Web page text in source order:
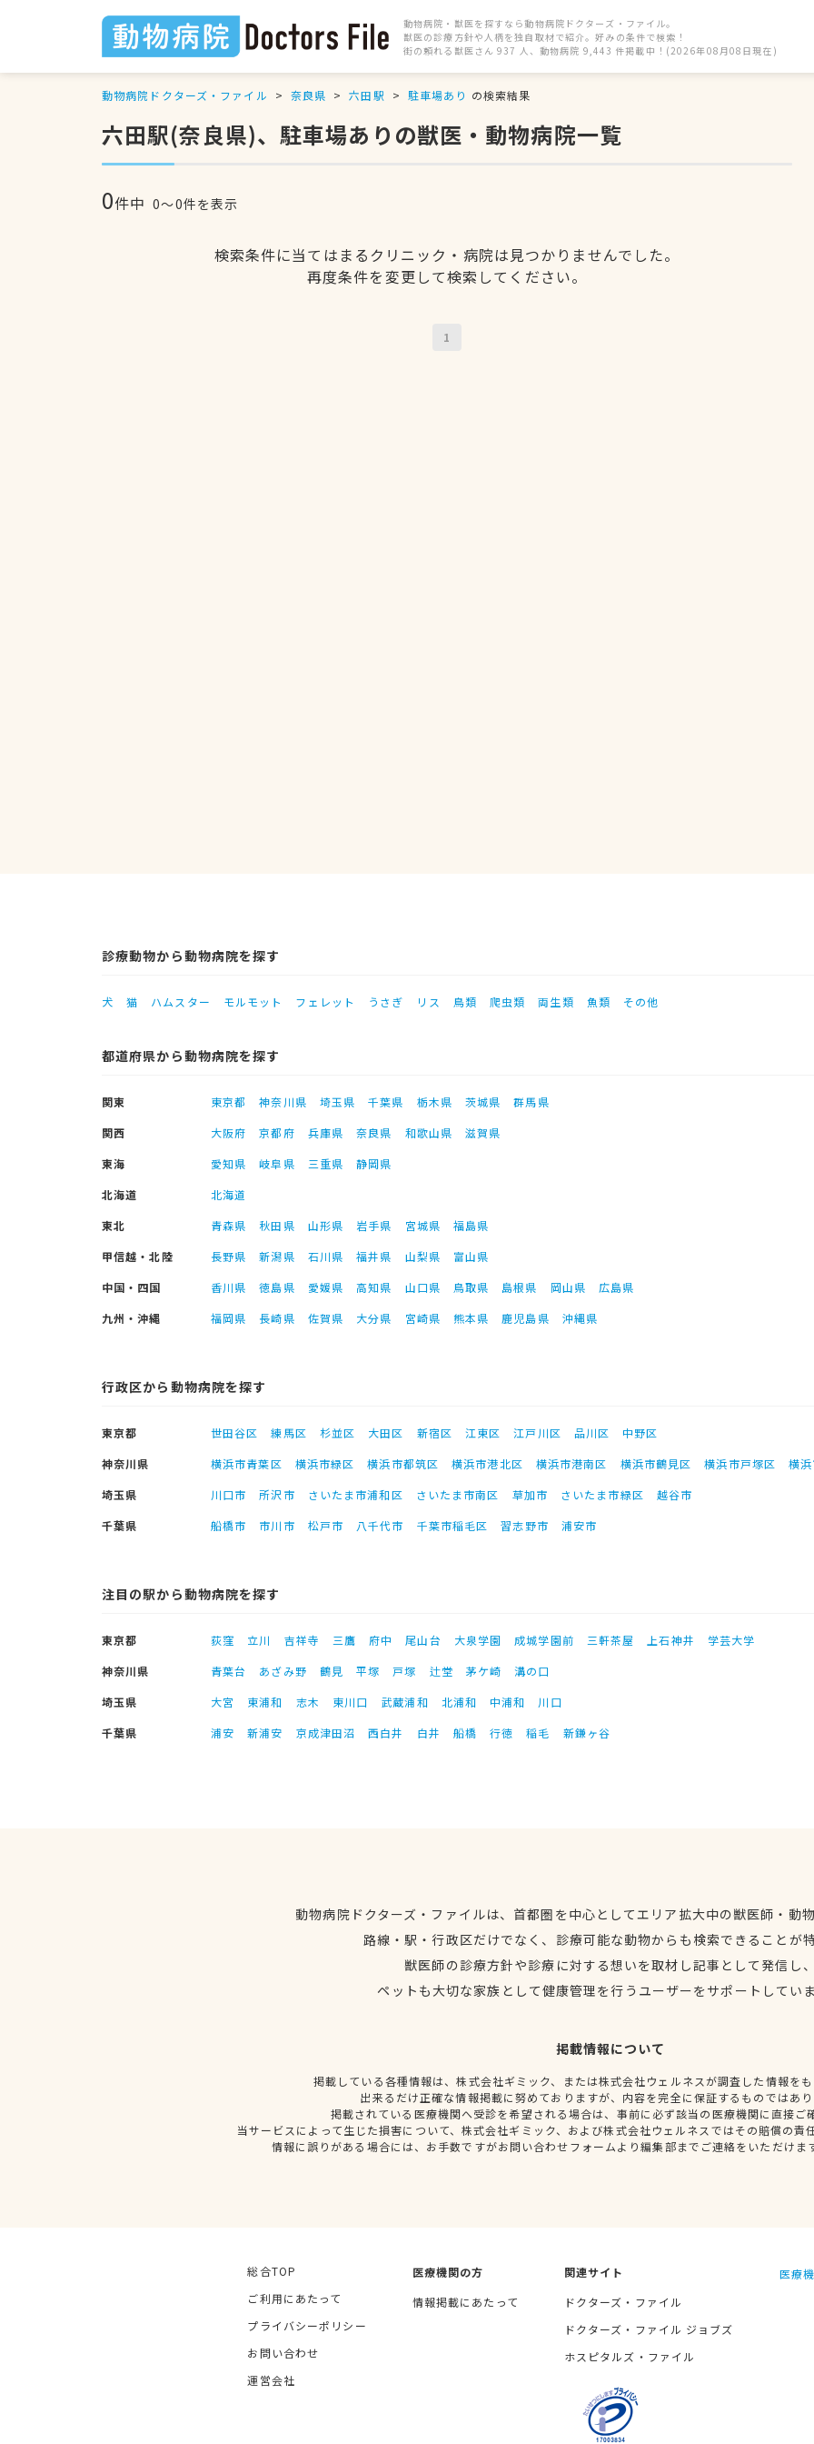
動物病院・獣医を探すなら動物病院ドクターズ・ファイル。
獣医の診療方針や人柄を独自取材で紹介。好みの条件で検索！
街の頼れる獣医さん 937 人、動物病院 9,443 件掲載中！(2026年08月08日現在)
動物病院ドクターズ・ファイル 奈良県 六田駅 駐車場あり の検索結果
六田駅(奈良県)、駐車場ありの獣医・動物病院一覧
0件中 0〜0件を表示
検索条件に当てはまるクリニック・病院は見つかりませんでした。
再度条件を変更して検索してください。
1
診療動物から動物病院を探す
犬 猫 ハムスター モルモット フェレット うさぎ リス 鳥類 爬虫類 両生類 魚類 その他
都道府県から動物病院を探す
関東 東京都 神奈川県 埼玉県 千葉県 栃木県 茨城県
群馬県
関西
大阪府 京都府 兵庫県 奈良県 和歌山県
滋賀県
東海
愛知県 岐阜県 三重県
静岡県
北海道
北海道
東北
青森県 秋田県 山形県 岩手県 宮城県
福島県
甲信越・北陸
長野県 新潟県 石川県 福井県 山梨県
富山県
中国・四国
香川県 徳島県 愛媛県 高知県 山口県 鳥取県 島根県 岡山県
広島県
九州・沖縄
福岡県 長崎県 佐賀県 大分県 宮崎県 熊本県 鹿児島県 沖縄県
行政区から動物病院を探す
東京都 世田谷区 練馬区 杉並区 大田区 新宿区 江東区 江戸川区 品川区
中野区
神奈川県
横浜市青葉区 横浜市緑区 横浜市都筑区 横浜市港北区 横浜市港南区 横浜市鶴見区 横浜市戸塚区
横
埼玉県
川口市 所沢市 さいたま市浦和区 さいたま市南区 草加市 さいたま市緑区
越谷市
千葉県
船橋市 市川市 松戸市 八千代市 千葉市稲毛区 習志野市 浦安市
注目の駅から動物病院を探す
東京都 荻窪 立川 吉祥寺 三鷹 府中 尾山台 大泉学園 成城学園前 三軒茶屋 上石神井
学芸大学
神奈川県
青葉台 あざみ野 鶴見 平塚 戸塚 辻堂 茅ケ崎
溝の口
埼玉県
大宮 東浦和 志木 東川口 武蔵浦和 北浦和 中浦和
川口
千葉県
浦安 新浦安 京成津田沼 西白井 白井 船橋 行徳 稲毛 新鎌ヶ谷
動物病院ドクターズ・ファイルは、首都圏を中心としてエリア拡大中の獣医師・動
路線・駅・行政区だけでなく、診療可能な動物からも検索できることが
獣医師の診療方針や診療に対する想いを取材し記事として発信し
ペットも大切な家族として健康管理を行うユーザーをサポートしてい
掲載情報について
掲載している各種情報は、株式会社ギミック、または株式会社ウェルネスが調査した情報を
出来るだけ正確な情報掲載に努めておりますが、内容を完全に保証するものではあ
掲載されている医療機関へ受診を希望される場合は、事前に必ず該当の医療機関に直接ご
当サービスによって生じた損害について、株式会社ギミック、および株式会社ウェルネスではその賠償の責
情報に誤りがある場合には、お手数ですがお問い合わせフォームより編集部までご連絡をいただけま
総合TOP
ご利用にあたって
プライバシーポリシー
お問い合わせ
運営会社
医療機関の方
情報掲載にあたって
関連サイト
ドクターズ・ファイル
ドクターズ・ファイル ジョブズ
ホスピタルズ・ファイル
医療